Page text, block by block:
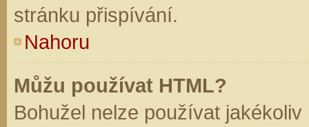
stránku přispívání.
Nahoru
Můžu používat HTML?
Bohužel nelze používat